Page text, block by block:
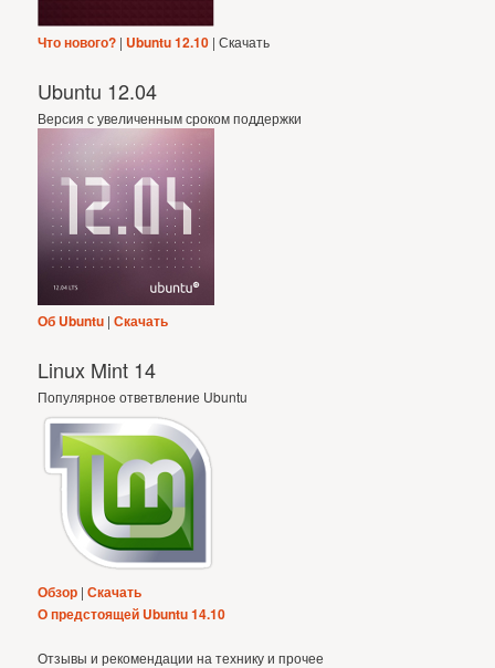
Что нового? | Ubuntu 12.10 | Скачать
Ubuntu 12.04
Версия с увеличенным сроком поддержки
Об Ubuntu |Скачать
Linux Mint 14
Популярное ответвление Ubuntu
Обзор |Скачать
О предстоящей Ubuntu 14.10
Отзывы и рекомендации на технику и прочее